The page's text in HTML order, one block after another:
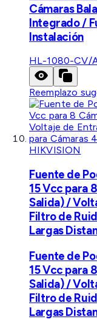
Cámaras
Integrado /
Instalación
HL-1080-CV/
Reemplazo
HIKVISION
Fuente de
15 Vcc para
Salida) /
Filtro de
Largas
Fuente de
15 Vcc para
Salida) /
Filtro de
Largas